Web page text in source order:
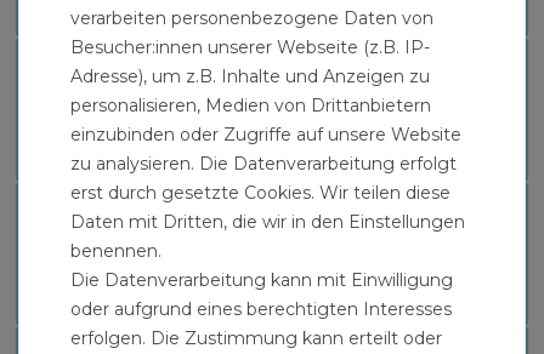
PRODUKTDATENBLATT
Download
SICHERHEITSDATENBLATT
Download
verarbeiten personenbezogene Daten von
Besucher:innen unserer Webseite (z.B. IP-
Adresse), um z.B. Inhalte und Anzeigen zu
personalisieren, Medien von Drittanbietern
einzubinden oder Zugriffe auf unsere Website
zu analysieren. Die Datenverarbeitung erfolgt
erst durch gesetzte Cookies. Wir teilen diese
Daten mit Dritten, die wir in den Einstellungen
benennen.
Die Datenverarbeitung kann mit Einwilligung
oder aufgrund eines berechtigten Interesses
erfolgen. Die Zustimmung kann erteilt oder